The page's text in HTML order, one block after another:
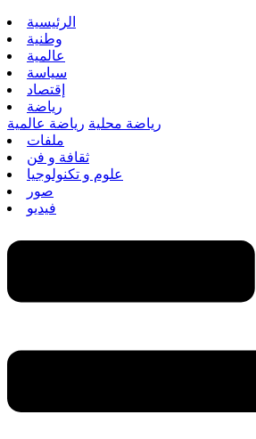
الرئيسية
وطنية
عالمية
سياسة
إقتصاد
رياضة
رياضة محلية رياضة عالمية
ملفات
ثقافة و فن
علوم و تكنولوجيا
صور
فيديو